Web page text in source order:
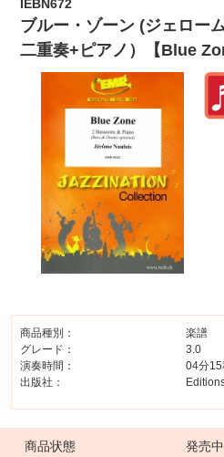
IEBN672
ブルー・ゾーン (ジェロー
二重奏+ピアノ）【Blue
商品種別：
楽譜
グレード：
3.0
演奏時間：
04分15
出版社：
商品状態
発売中